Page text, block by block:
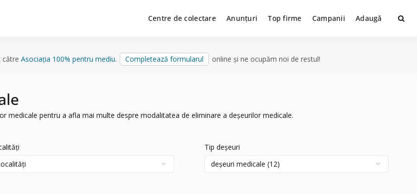
Centre de colectare Anunțuri Top firme Campanii Adaugă
către Asociația 100% pentru mediu. Completează formularul online și ne ocupăm noi de restul!
medicale pentru a afla mai multe despre modalitatea de eliminare a deșeurilor medicale.
Tip deșeuri